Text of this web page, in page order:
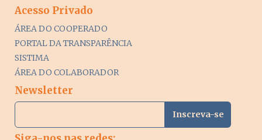
Acesso Privado
ÁREA DO COOPERADO
PORTAL DA TRANSPARÊNCIA
SISTIMA
ÁREA DO COLABORADOR
Newsletter